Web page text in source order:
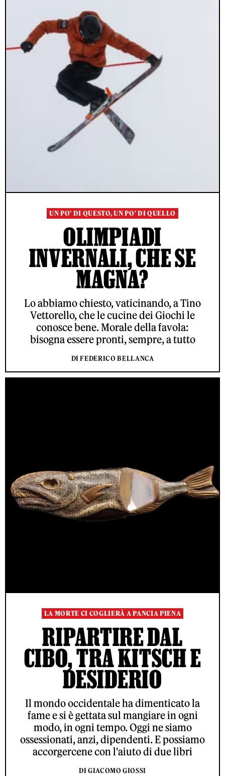
UN PO' DI QUESTO, UN PO' DI QUELLO
OLIMPIADI
INVERNALI, CHE SE
MAGNA?
Lo abbiamo chiesto, vaticinando, a Tino
Vettorello, che le cucine dei Giochi le
conosce bene. Morale della favola:
bisogna essere pronti, sempre, a tutto
DI FEDERICO BELLANCA
LA MORTE CI COGLIERÀ A PANCIA PIENA
RIPARTIRE DAL
CIBO, TRA KITSCH E
DESIDERIO
Il mondo occidentale ha dimenticato la
fame e si è gettata sul mangiare in ogni
modo, in ogni tempo. Oggi ne siamo
ossessionati, anzi, dipendenti. E possiamo
accorgercene con l'aiuto di due libri
DI GIACOMO GIOSSI